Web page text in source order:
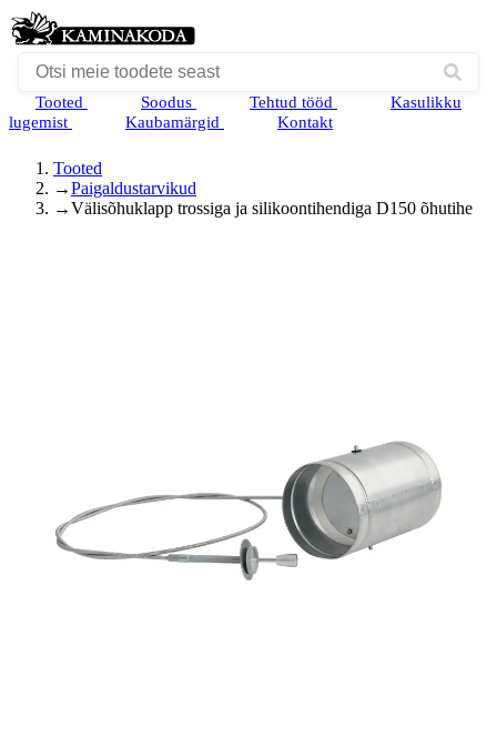
Tooted Soodus Tehtud tööd
Kasulikku
lugemist
Kaubamärgid Kontakt
Tooted
→Paigaldustarvikud
→Välisõhuklapp trossiga ja silikoontihendiga D150 õhutihe